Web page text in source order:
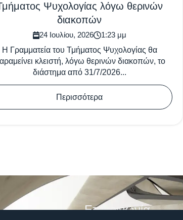
Ψυχολογίας λόγω θερινών
διακοπών
24 Ιουλίου, 2026
1:23 μμ
Η Γραμματεία του Τμήματος Ψυχολογίας θα
κλειστή, λόγω θερινών διακοπών, το
διάστημα από 31/7/2026...
Περισσότερα
Επικοινωνία